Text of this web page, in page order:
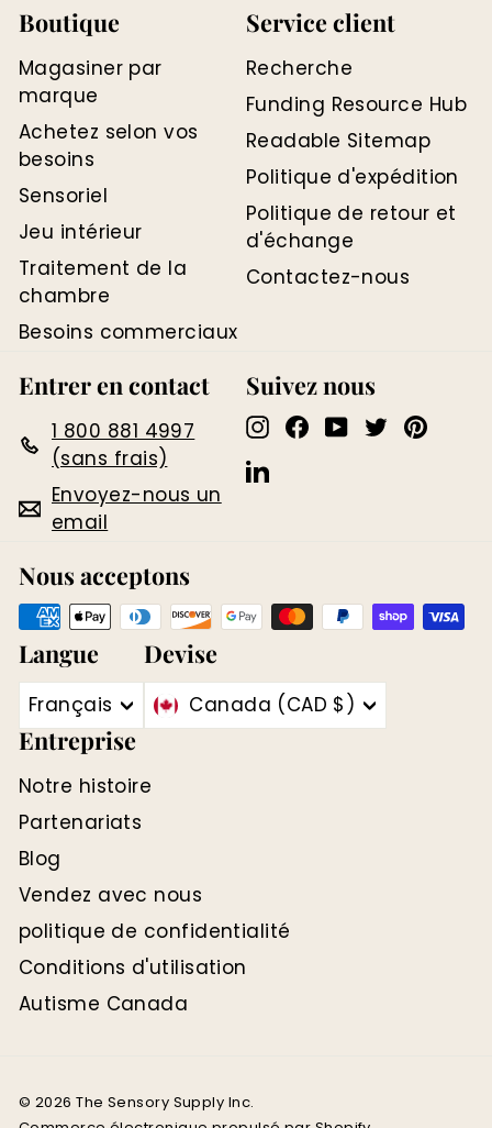
Boutique
Magasiner par
marque
Achetez selon vos
besoins
Sensoriel
Jeu intérieur
Traitement de la
chambre
Besoins commerciaux
Service client
Recherche
Funding Resource Hub
Readable Sitemap
Politique d'expédition
Politique de retour et
d'échange
Contactez-nous
Entrer en contact
1 800 881 4997
(sans frais)
Envoyez-nous un
email
Suivez nous
Instagram
Facebook
YouTube
Twitter
LinkedIn
Nous acceptons
Langue
Français
Devise
Canada (CAD $)
Entreprise
Notre histoire
Partenariats
Blog
Vendez avec nous
politique de confidentialité
Conditions d'utilisation
Autisme Canada
© 2026 The Sensory Supply Inc.